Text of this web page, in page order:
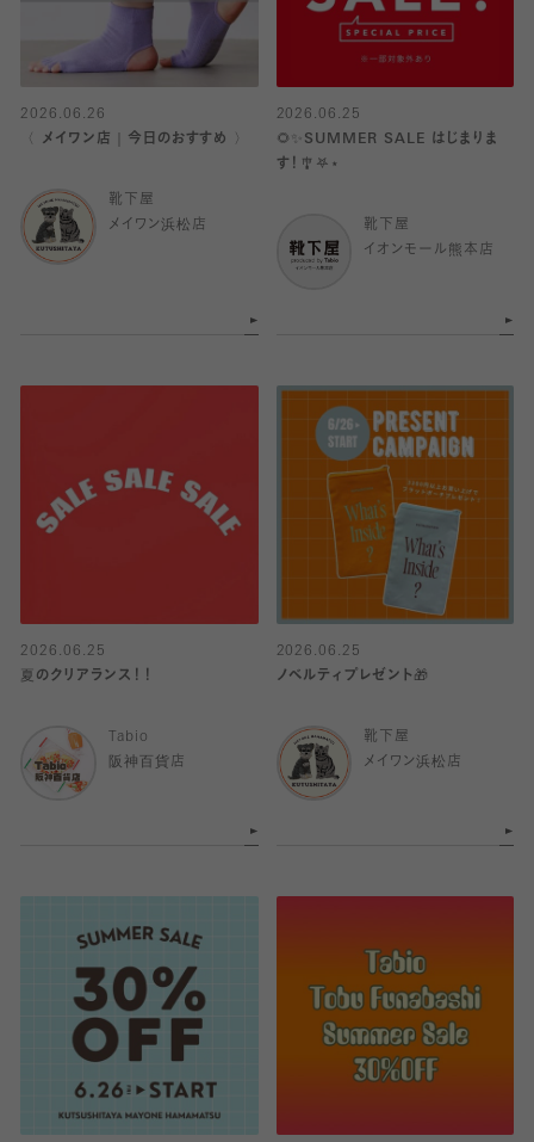
2026.06.26
〈 メイワン店｜今日のおすすめ 〉
靴下屋
メイワン浜松店
2026.06.25
🌻✨SUMMER SALE はじまりま
す！🎐𖤐⋆
靴下屋
イオンモール熊本店
2026.06.25
夏のクリアランス！！
Tabio
阪神百貨店
2026.06.25
ノベルティプレゼント🎁
靴下屋
メイワン浜松店